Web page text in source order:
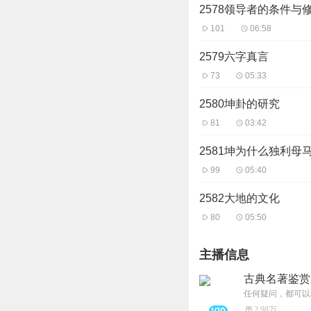
2578领导者的条件与
101 06:58
2579六字真言
73 05:33
2580坤卦的研究
81 03:42
2581坤为什么独利母马
99 05:40
2582大地的文化
80 05:50
主播信息
古典名著鉴赏
任何疑问，都可